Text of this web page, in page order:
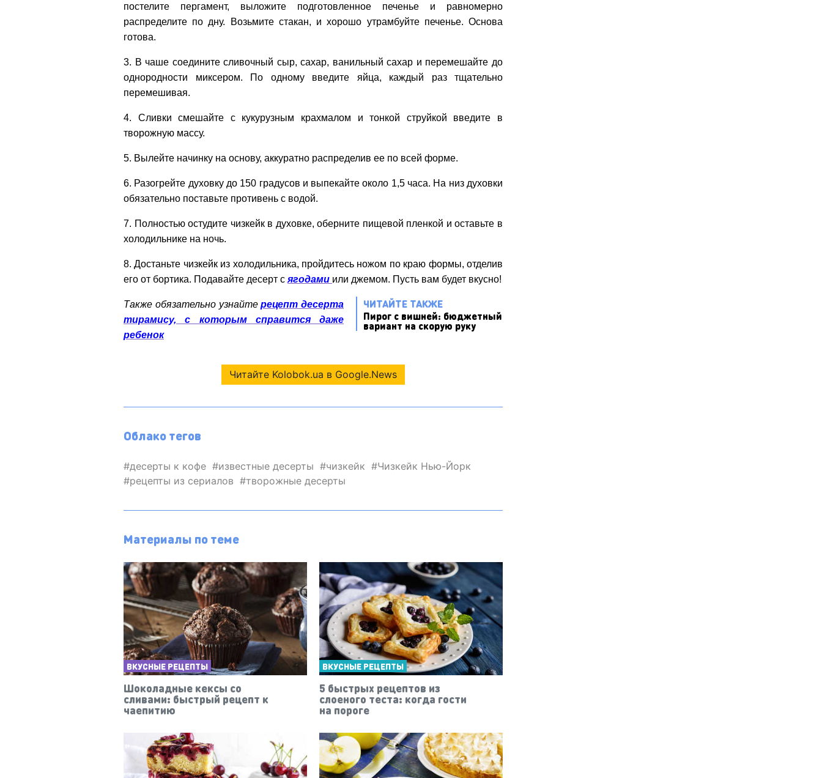
постелите пергамент, выложите подготовленное печенье и равномерно
распределите по дну. Возьмите стакан, и хорошо утрамбуйте печенье. Основа
готова.
3. В чаше соедините сливочный сыр, сахар, ванильный сахар и перемешайте до
однородности миксером. По одному введите яйца, каждый раз тщательно
перемешивая.
4. Сливки смешайте с кукурузным крахмалом и тонкой струйкой введите в
творожную массу.
5. Вылейте начинку на основу, аккуратно распределив ее по всей форме.
6. Разогрейте духовку до 150 градусов и выпекайте около 1,5 часа. На низ духовки
обязательно поставьте противень с водой.
7. Полностью остудите чизкейк в духовке, оберните пищевой пленкой и оставьте в
холодильнике на ночь.
8. Достаньте чизкейк из холодильника, пройдитесь ножом по краю формы, отделив
его от бортика. Подавайте десерт с ягодами или джемом. Пусть вам будет вкусно!
ЧИТАЙТЕ ТАКЖЕ
Пирог с вишней: бюджетный
вариант на скорую руку
Также обязательно узнайтерецепт десерта
тирамису, с которым справится даже
ребенок
Читайте Kolobok.ua в Google.News
Облако тегов
десерты к кофе известные десерты чизкейк
Чизкейк Нью-Йорк
рецепты из сериалов
творожные десерты
Материалы по теме
ВКУСНЫЕ РЕЦЕПТЫ
Шоколадные кексы со
сливами: быстрый рецепт к
чаепитию
ВКУСНЫЕ РЕЦЕПТЫ
5 быстрых рецептов из
слоеного теста: когда гости
на пороге